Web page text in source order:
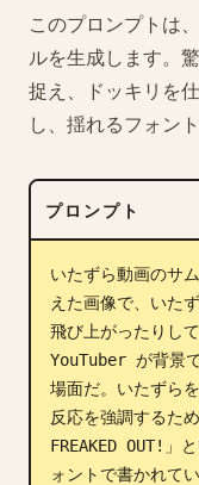
プロンプト
ダウンロード
ブログ
更新情報
このプロンプトは
ルを生成します。
捉え、ドッキリを
し、揺れるフォン
プロンプト
いたずら動画のサ
えた画像で、いた
飛び上がったりし
YouTuber が背景
場面だ。いたずら
反応を強調するた
FREAKED OUT!」
ォントで書かれて